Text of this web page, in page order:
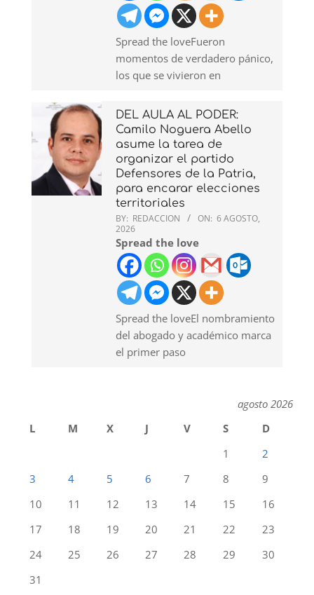
Spread the loveFueron
momentos de verdadero pánico,
los que se vivieron en
DEL AULA AL PODER:
Camilo Noguera Abello
asume la tarea de
organizar el partido
Defensores de la Patria,
para encarar elecciones
territoriales
BY: REDACCION ON: 6 AGOSTO,
2026
Spread the love
Spread the loveEl nombramiento
del abogado y académico marca
el primer paso
agosto 2026
L
M X J V S
D
1
2
3
4 5 6 7 8
9
10
11 12 13 14 15
16
17
18 19 20 21 22
23
24
25 26 27 28 29
30
31